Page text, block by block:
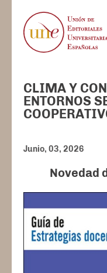
CLIMA Y
ENTORNOS
Junio, 03, 2026
Novedad